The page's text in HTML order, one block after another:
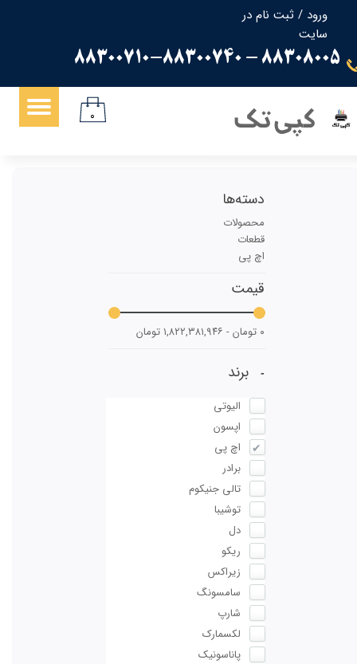
ورود / ثبت نام در
سایت
حساب کاربری من
تغییر گذر واژه
سفارشات
88308005 - 88300710-88300740
کپی تک ۰
دسته‌ها
محصولات
قطعات
اچ پی
قیمت
۰ تومان - ۱,۸۲۲,۳۸۱,۹۴۶ تومان
برند
الیوتی
اپسون
اچ پی
برادر
تالی جنیکوم
توشیبا
دل
ریکو
زیراکس
سامسونگ
شارپ
لکسمارک
پاناسونیک